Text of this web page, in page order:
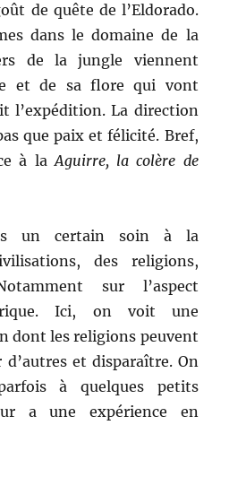
de quête de l’Eldorado.
dans le domaine de la
de la jungle viennent
et de sa flore qui vont
l’expédition. La direction
que paix et félicité. Bref,
à laAguirre, la colère de
un certain soin à la
des religions,
sur l’aspect
Ici, on voit une
dont les religions peuvent
d’autres et disparaître. On
à quelques petits
a une expérience en